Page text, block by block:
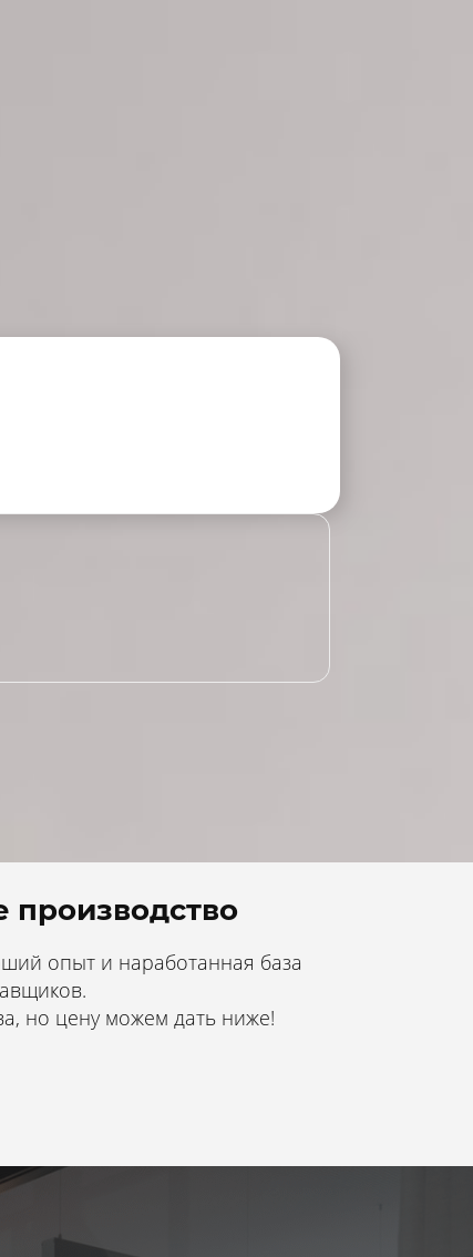
производство
опыт и наработанная база
но цену можем дать ниже!